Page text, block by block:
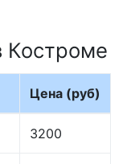
Костроме
Цена (руб)
3200